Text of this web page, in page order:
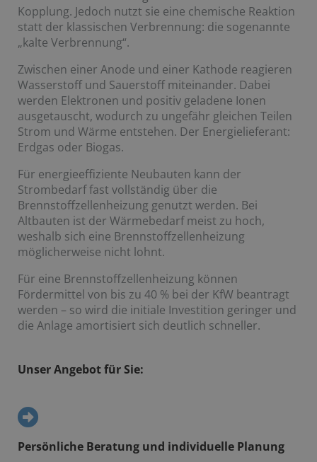
Kopplung. Jedoch nutzt sie eine chemische Reaktion
statt der klassischen Verbrennung: die sogenannte
„kalte Verbrennung“.
Zwischen einer Anode und einer Kathode reagieren
Wasserstoff und Sauerstoff miteinander. Dabei
werden Elektronen und positiv geladene Ionen
ausgetauscht, wodurch zu ungefähr gleichen Teilen
Strom und Wärme entstehen. Der Energielieferant:
Erdgas oder Biogas.
Für energieeffiziente Neubauten kann der
Strombedarf fast vollständig über die
Brennstoffzellenheizung genutzt werden. Bei
Altbauten ist der Wärmebedarf meist zu hoch,
weshalb sich eine Brennstoffzellenheizung
möglicherweise nicht lohnt.
Für eine Brennstoffzellenheizung können
Fördermittel von bis zu 40 % bei der KfW beantragt
werden – so wird die initiale Investition geringer und
die Anlage amortisiert sich deutlich schneller.
Unser Angebot für Sie:
Persönliche Beratung und individuelle Planung